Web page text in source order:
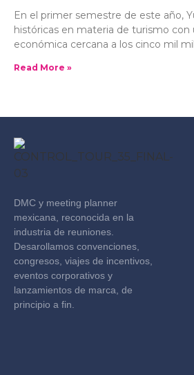
En el primer semestre de este año,
históricas en materia de turismo con
económica cercana a los cinco mil
Read More »
DMC y meeting planner
mexicana, reconocida en la
industria de reuniones.
Desarollamos convenciones,
congresos, viajes de incentivos,
eventos corporativos y
lanzamientos de marca, de
principio a fin.